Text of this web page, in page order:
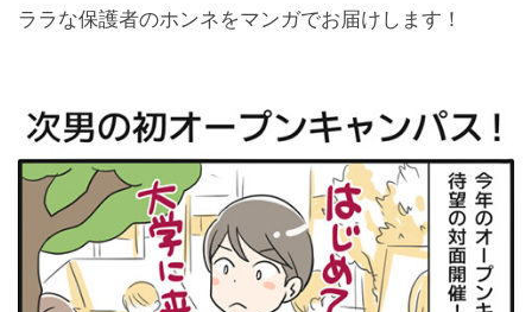
ララな保護者のホンネをマンガでお届けします！